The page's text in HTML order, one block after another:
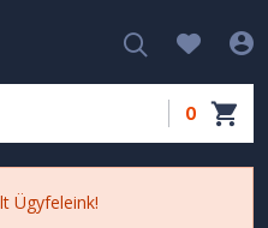
0
Ügyfeleink!